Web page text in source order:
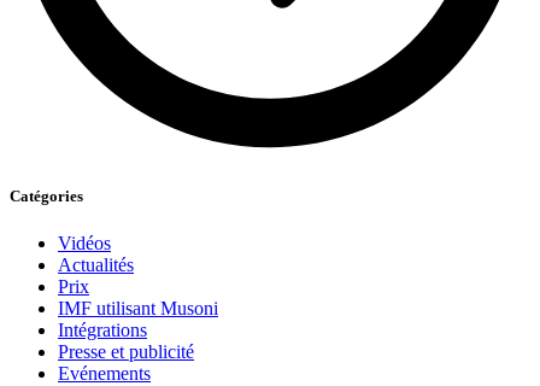
Catégories
Vidéos
Actualités
Prix
IMF utilisant Musoni
Intégrations
Presse et publicité
Evénements